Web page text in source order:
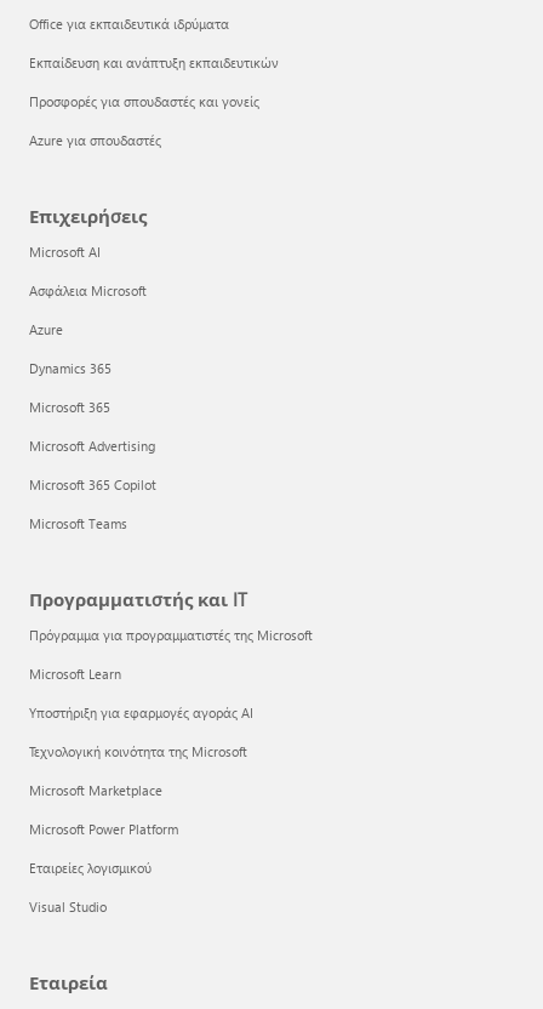
Office για εκπαιδευτικά ιδρύματα
Εκπαίδευση και ανάπτυξη εκπαιδευτικών
Προσφορές για σπουδαστές και γονείς
Azure για σπουδαστές
Επιχειρήσεις
Microsoft AI
Ασφάλεια Microsoft
Azure
Dynamics 365
Microsoft 365
Microsoft Advertising
Microsoft 365 Copilot
Microsoft Teams
Προγραμματιστής και IT
Πρόγραμμα για προγραμματιστές της Microsoft
Microsoft Learn
Υποστήριξη για εφαρμογές αγοράς AI
Τεχνολογική κοινότητα της Microsoft
Microsoft Marketplace
Microsoft Power Platform
Εταιρείες λογισμικού
Visual Studio
Εταιρεία